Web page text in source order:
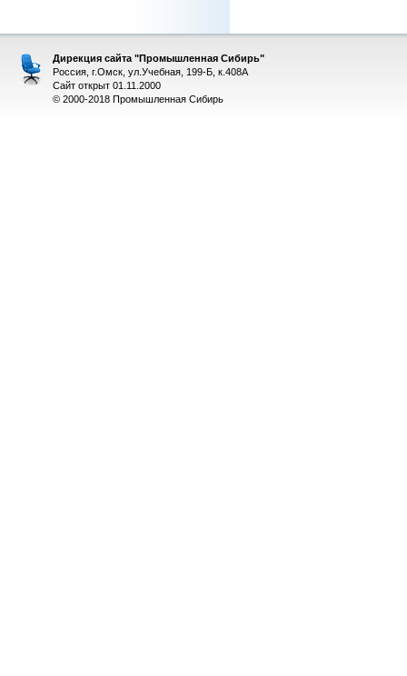
Дирекция сайта "Промышленная Сибирь"
Россия, г.Омск, ул.Учебная, 199-Б, к.408А
Сайт открыт 01.11.2000
© 2000-2018 Промышленная Сибирь